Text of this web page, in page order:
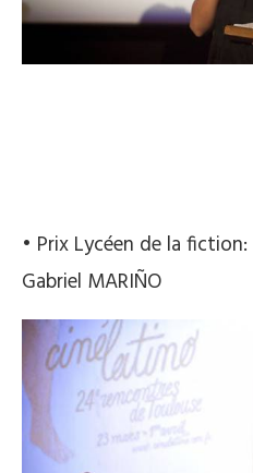
• Prix Lycéen de la fiction:
Gabriel MARIÑO